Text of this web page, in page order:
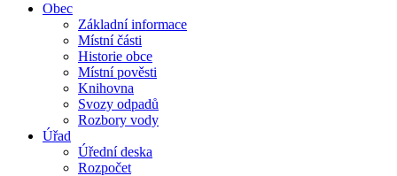
Obec
Základní informace
Místní části
Historie obce
Místní pověsti
Knihovna
Svozy odpadů
Rozbory vody
Úřad
Úřední deska
Rozpočet